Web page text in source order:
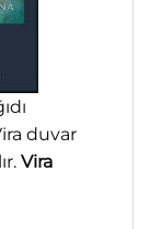
duvar
Vira